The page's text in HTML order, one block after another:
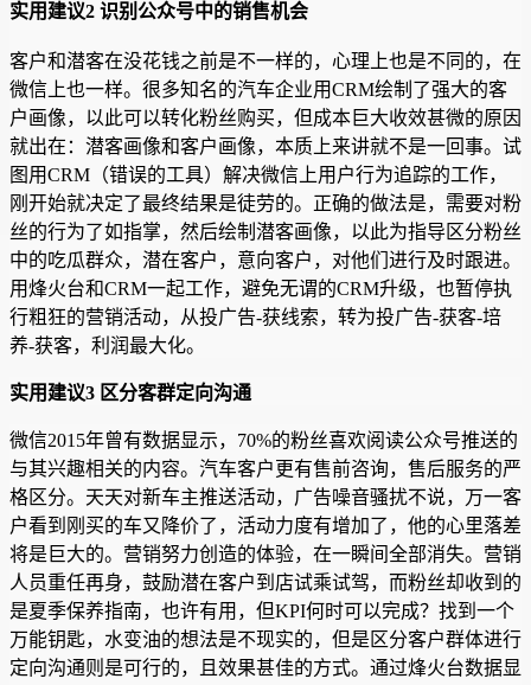
实用建议2 识别公众号中的销售机会
客户和潜客在没花钱之前是不一样的，心理上也是不同的，在
微信上也一样。很多知名的汽车企业用CRM绘制了强大的客
户画像，以此可以转化粉丝购买，但成本巨大收效甚微的原因
就出在：潜客画像和客户画像，本质上来讲就不是一回事。试
图用CRM（错误的工具）解决微信上用户行为追踪的工作，
刚开始就决定了最终结果是徒劳的。正确的做法是，需要对粉
丝的行为了如指掌，然后绘制潜客画像，以此为指导区分粉丝
中的吃瓜群众，潜在客户，意向客户，对他们进行及时跟进。
用烽火台和CRM一起工作，避免无谓的CRM升级，也暂停执
行粗狂的营销活动，从投广告-获线索，转为投广告-获客-培
养-获客，利润最大化。
实用建议3 区分客群定向沟通
微信2015年曾有数据显示，70%的粉丝喜欢阅读公众号推送的
与其兴趣相关的内容。汽车客户更有售前咨询，售后服务的严
格区分。天天对新车主推送活动，广告噪音骚扰不说，万一客
户看到刚买的车又降价了，活动力度有增加了，他的心里落差
将是巨大的。营销努力创造的体验，在一瞬间全部消失。营销
人员重任再身，鼓励潜在客户到店试乘试驾，而粉丝却收到的
是夏季保养指南，也许有用，但KPI何时可以完成？找到一个
万能钥匙，水变油的想法是不现实的，但是区分客户群体进行
定向沟通则是可行的，且效果甚佳的方式。通过烽火台数据显